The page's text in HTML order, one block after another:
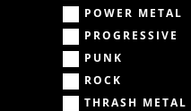
POWER METAL
PROGRESSIVE
PUNK
ROCK
THRASH METAL